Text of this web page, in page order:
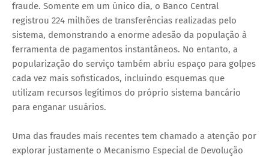
fraude. Somente em um único dia, o Banco Central
registrou 224 milhões de transferências realizadas pelo
sistema, demonstrando a enorme adesão da população à
ferramenta de pagamentos instantâneos. No entanto, a
popularização do serviço também abriu espaço para golpes
cada vez mais sofisticados, incluindo esquemas que
utilizam recursos legítimos do próprio sistema bancário
para enganar usuários.
Uma das fraudes mais recentes tem chamado a atenção por
explorar justamente o Mecanismo Especial de Devolução